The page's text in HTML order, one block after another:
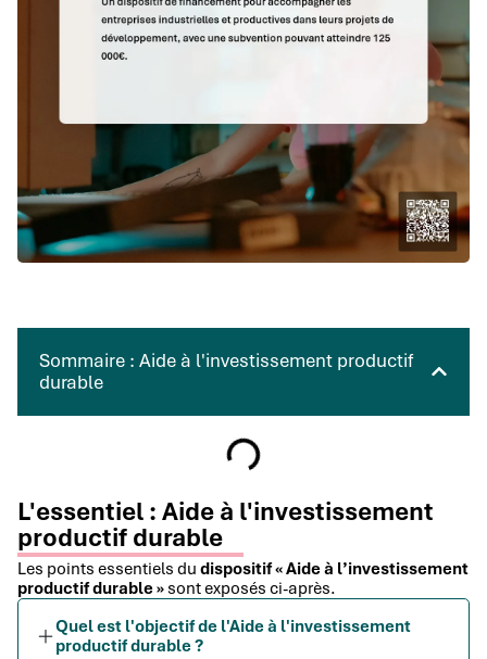
Sommaire : Aide à l'investissement productif
durable
L'essentiel : Aide à l'investissement
productif durable
Les points essentiels du dispositif « Aide à l’investissement
productif durable » sont exposés ci-après.
Quel est l'objectif de l'Aide à l'investissement
productif durable ?